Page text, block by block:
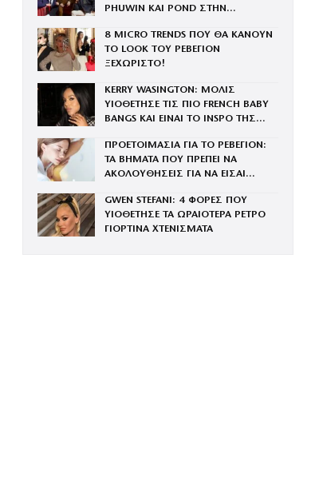
PHUWIN ΚΑΙ POND ΣΤΗΝ
8 MICRO TRENDS ΠΟΥ ΘΑ ΚΑΝΟΥΝ
ΤΟ LOOK ΤΟΥ ΡΕΒΕΓΙΟΝ
ΞΕΧΩΡΙΣΤΟ!
KERRY WASINGTON: ΜΟΛΙΣ
ΥΙΟΘΕΤΗΣΕ ΤΙΣ ΠΙΟ FRENCH BABY
BANGS ΚΑΙ ΕΙΝΑΙ ΤΟ INSPO ΤΗΣ
ΠΡΟΕΤΟΙΜΑΣΙΑ ΓΙΑ ΤΟ ΡΕΒΕΓΙΟΝ:
ΤΑ ΒΗΜΑΤΑ ΠΟΥ ΠΡΕΠΕΙ ΝΑ
ΑΚΟΛΟΥΘΗΣΕΙΣ ΓΙΑ ΝΑ ΕΙΣΑΙ
ΒΡΑΔΙΑ ΤΟΥ ΧΡΟΝΟΥ
GWEN STEFANI: 4 ΦΟΡΕΣ ΠΟΥ
ΥΙΟΘΕΤΗΣΕ ΤΑ ΩΡΑΙΟΤΕΡΑ ΡΕΤΡΟ
ΓΙΟΡΤΙΝΑ ΧΤΕΝΙΣΜΑΤΑ